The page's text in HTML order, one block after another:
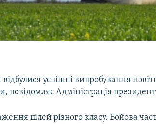
успішні випробування
повідомляє Адміністрація
цілей різного класу. Бойова